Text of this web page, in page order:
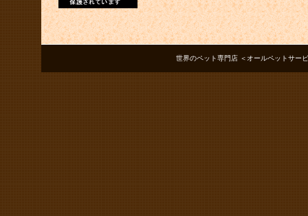
世界のペット専門店 ＜オールペットサー